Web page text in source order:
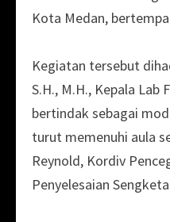
Kota Medan,
Kegiatan tersebut
S.H., M.H., Kepala
bertindak sebagai
turut memenuhi aula
Reynold, Kordiv
Penyelesaian